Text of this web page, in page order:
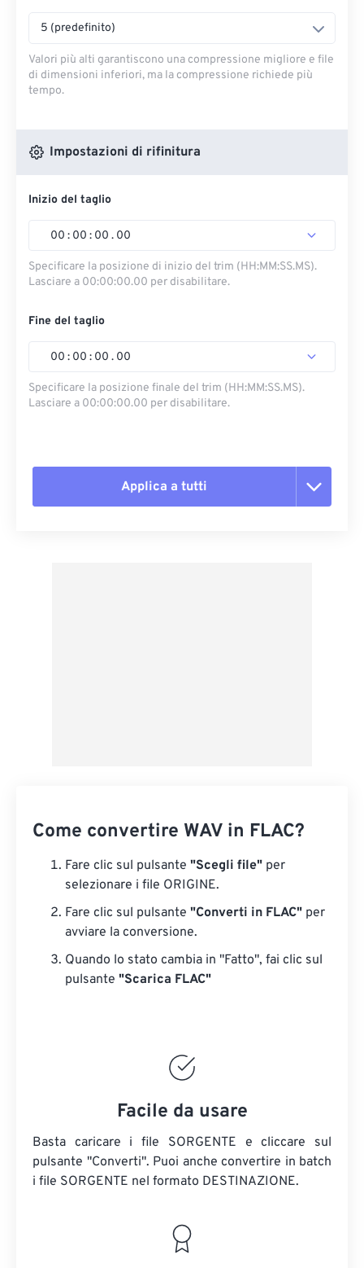
5 (predefinito)
Valori più alti garantiscono una compressione migliore e file
di dimensioni inferiori, ma la compressione richiede più
tempo.
Impostazioni di rifinitura
Inizio del taglio
00 : 00 : 00 . 00
Specificare la posizione di inizio del trim (HH:MM:SS.MS).
Lasciare a 00:00:00.00 per disabilitare.
Fine del taglio
00 : 00 : 00 . 00
Specificare la posizione finale del trim (HH:MM:SS.MS).
Lasciare a 00:00:00.00 per disabilitare.
Applica a tutti
Come convertire WAV in FLAC?
Fare clic sul pulsante "Scegli file" per
selezionare i file ORIGINE.
Fare clic sul pulsante "Converti in FLAC" per
avviare la conversione.
Quando lo stato cambia in "Fatto", fai clic sul
pulsante "Scarica FLAC"
Facile da usare
Basta caricare i file SORGENTE e cliccare sul
pulsante "Converti". Puoi anche convertire in batch
i file SORGENTE nel formato DESTINAZIONE.